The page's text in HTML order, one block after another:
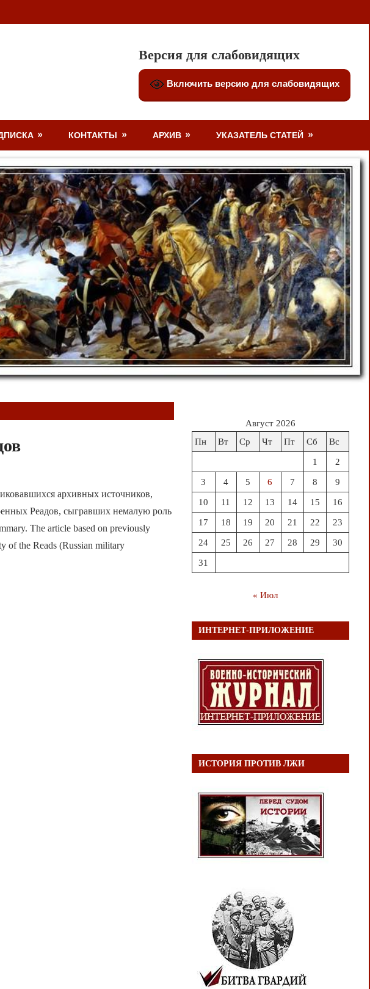
Версия для слабовидящих
Включить версию для слабовидящих
КОНТАКТЫ АРХИВ УКАЗАТЕЛЬ СТАТЕЙ
архивных источников,
Реадов, сыгравших немалую роль
The article based on previously
of the Reads (Russian military
Август 2026
Пн
Вт Ср Чт Пт Сб Вс
1 2
3 4 5 6 7 8 9
10 11 12 13 14 15 16
17 18 19 20 21 22 23
24 25 26 27 28 29 30
31
« Июл
ИНТЕРНЕТ-ПРИЛОЖЕНИЕ
ИСТОРИЯ ПРОТИВ ЛЖИ